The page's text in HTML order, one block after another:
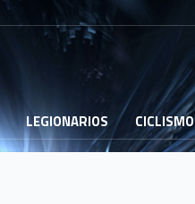
LEGIONARIOS CICLISMO